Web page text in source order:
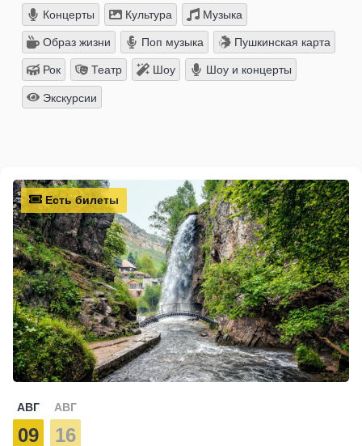
Концерты Культура Музыка
Образ жизни Поп музыка Пушкинская карта
Рок Театр Шоу Шоу и концерты
Экскурсии
Есть билеты
АВГ
09
АВГ
16